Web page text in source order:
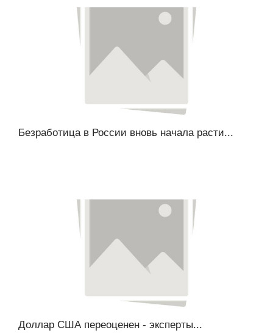
Безработица в России вновь начала расти...
Доллар США переоценен - эксперты...